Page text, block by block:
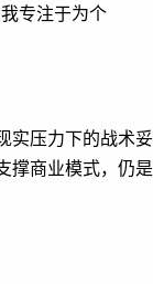
专注于为个
实压力下的战术妥
撑商业模式，仍是